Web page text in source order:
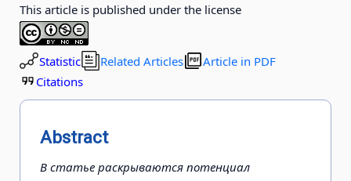
This article is published under the license
Statistic Related Articles
Article in PDF
Citations
Abstract
В статье раскрываются потенциал